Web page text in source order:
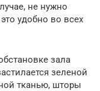
не нужно
удобно во всех
зала
зеленой
тканью, шторы